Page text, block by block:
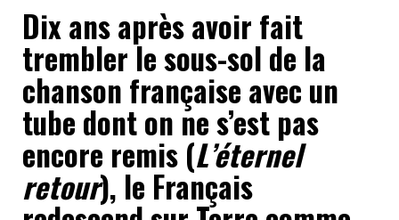
Dix ans après avoir fait
trembler le sous-sol de la
chanson française avec un
tube dont on ne s’est pas
encore remis (L’éternel
retour), le Français